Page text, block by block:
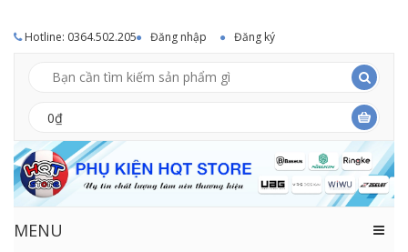
Hotline: 0364.502.205 Đăng nhập Đăng ký
0₫
MENU